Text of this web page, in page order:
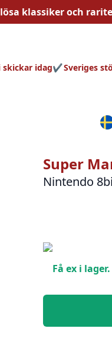
klassiker och
skickar idag Sveriges
Super
Nintendo
Få ex i lager.